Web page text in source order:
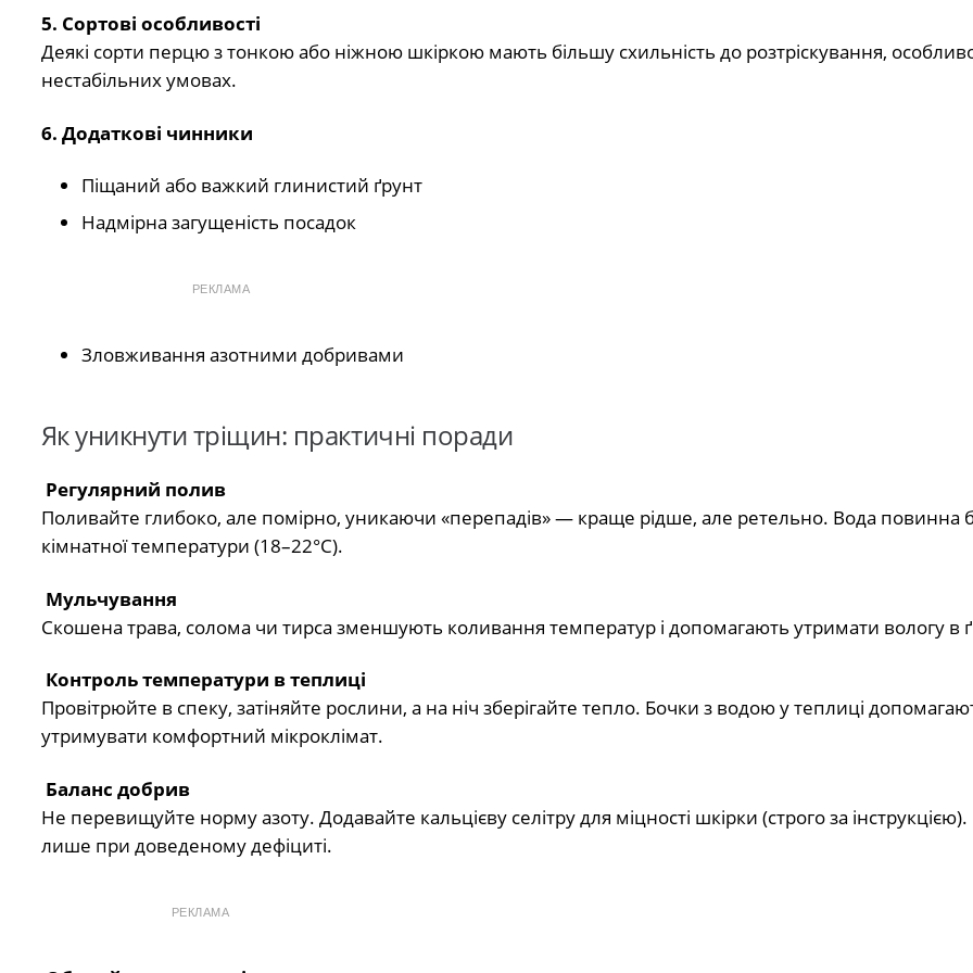
5. Сортові особливості
Деякі сорти перцю з тонкою або ніжною шкіркою мають більшу схильність до розтріскування,
нестабільних умовах.
6. Додаткові чинники
Піщаний або важкий глинистий ґрунт
Надмірна загущеність посадок
РЕКЛАМА
Зловживання азотними добривами
Як уникнути тріщин: практичні поради
Регулярний полив
Поливайте глибоко, але помірно, уникаючи «перепадів» — краще рідше, але ретельно. Вода повинна
кімнатної температури (18–22°C).
Мульчування
Скошена трава, солома чи тирса зменшують коливання температур і допомагають утримати вологу в
Контроль температури в теплиці
Провітрюйте в спеку, затіняйте рослини, а на ніч зберігайте тепло. Бочки з водою у теплиці
утримувати комфортний мікроклімат.
Баланс добрив
Не перевищуйте норму азоту. Додавайте кальцієву селітру для міцності шкірки (строго за
лише при доведеному дефіциті.
РЕКЛАМА